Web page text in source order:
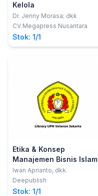
Kelola
Dr. Jenny Morasa; dkk
CV Megapress Nusantara
Stok: 1/1
Etika & Konsep
Manajemen Bisnis Islam
Iwan Aprianto, dkk.
Deepublish
Stok: 1/1